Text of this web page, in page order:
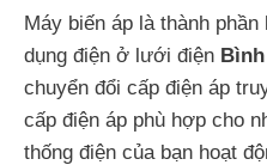
Máy biến áp là thành
dụng điện ở lưới điện
chuyển đổi cấp điện áp
cấp điện áp phù hợp cho
thống điện của bạn hoạt